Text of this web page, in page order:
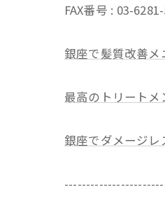
FAX番号 : 03-
銀座で髪質改善
最高のトリートメ
銀座でダメージ